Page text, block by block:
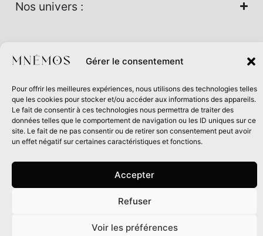
Gérer le consentement
Pour offrir les meilleures expériences, nous utilisons des technologies telles
que les cookies pour stocker et/ou accéder aux informations des appareils.
Le fait de consentir à ces technologies nous permettra de traiter des
données telles que le comportement de navigation ou les ID uniques sur ce
site. Le fait de ne pas consentir ou de retirer son consentement peut avoir
un effet négatif sur certaines caractéristiques et fonctions.
Accepter
Refuser
Voir les préférences
Nos univers :
Maison d’édition soutenue par la DRAC Auvergne-Rhône-
Contrat de filière Livre 2024